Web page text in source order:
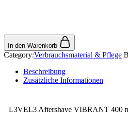
In den Warenkorb
Category:Verbrauchsmaterial & Pflege
Beschreibung
Zusätzliche Informationen
L3VEL3 Aftershave VIBRANT 400